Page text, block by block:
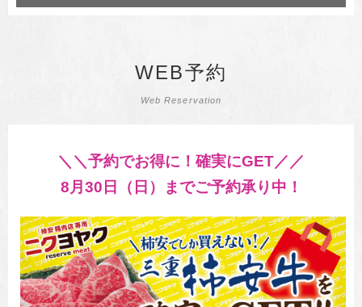
WEB予約
Web Reservation
＼＼予約でお得に！確実にGET／／
8月30日（日）までご予約承り中！